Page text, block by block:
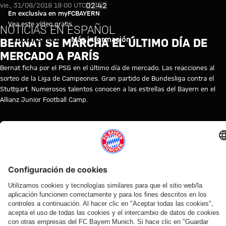
Bernat se marcha el último día
Reproducir vídeo
En exclusiva en myFCBAYERN
Vea este vídeo gratis
Iniciar sesión Más información
vie., 31/08/2018 18:00 UTC02:42
NOTICIAS EN ESPAÑOL
BERNAT SE MARCHA EL ÚLTIMO DÍA DE
MERCADO A PARÍS
Bernat ficha por el PSG en el último día de mercado. Las reacciones al
sorteo de la Liga de Campeones. Gran partido de Bundesliga contra el
Stuttgart. Numerosos talentos conocen a las estrellas del Bayern en el
Allianz Junior Football Camp.
TEMAS DE ESTE VÍDEO
VÍDEOS RELACIONADOS
Vídeo
AUDI
FOOTBALL
SUMMIT
Los
mejores
momentos
del partido
Vídeo
EN
Manuel
Neuer
hace
balance
del
Vídeo
EN
VÍDEO
La
rueda
de
prensa
tras el
VídeoEntrevista
AUDI
SUMMER
TOUR
En
diferido:
Rueda
de
Vídeo
EN DIFERIDO
Así fue el
último
entrenamiento
antes del
partido contra
el Aston Villa
EN
DIFERIDO
La rueda
de
prensa
del Audi
Football
ENTRE
BASTIDORES
Así vivió el
FC Bayern
sus cuatro
días en Jeju
Urbig,
ante
los
medios
en